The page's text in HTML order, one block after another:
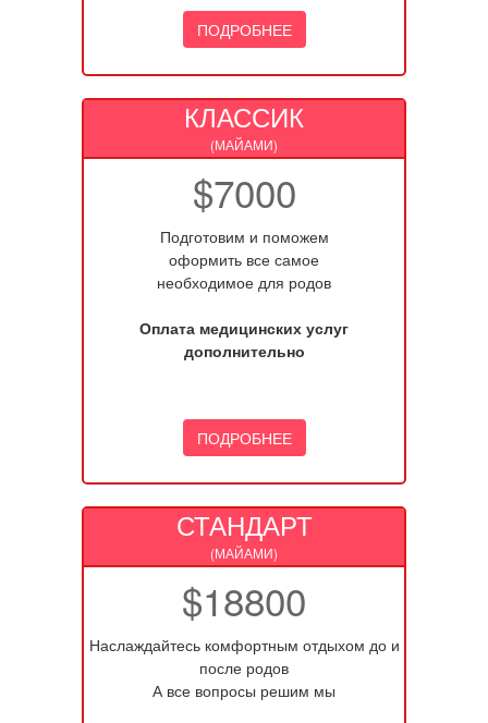
ПОДРОБНЕЕ
КЛАССИК
(МАЙАМИ)
$7000
Подготовим и поможем
оформить все самое
необходимое для родов
Оплата медицинских услуг
дополнительно
ПОДРОБНЕЕ
СТАНДАРТ
(МАЙАМИ)
$18800
Наслаждайтесь комфортным отдыхом до и
после родов
А все вопросы решим мы